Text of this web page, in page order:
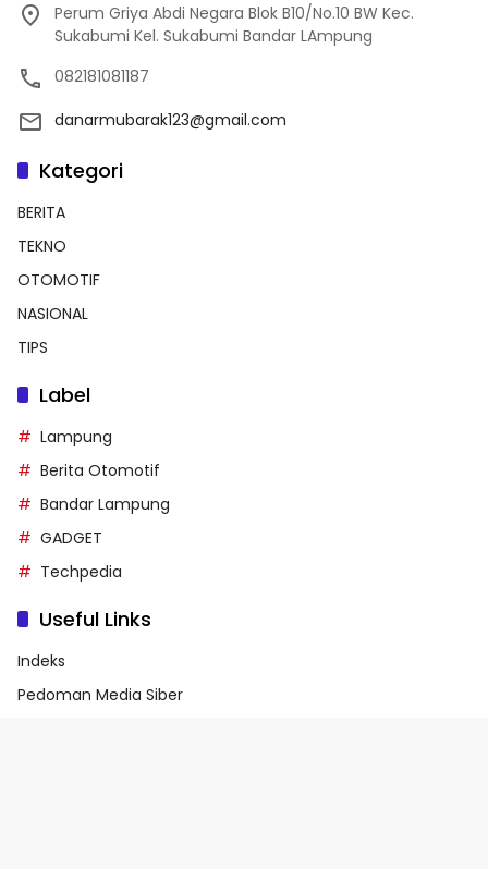
Perum Griya Abdi Negara Blok B10/No.10 BW Kec.
Sukabumi Kel. Sukabumi Bandar LAmpung
082181081187
danarmubarak123@gmail.com
Kategori
BERITA
TEKNO
OTOMOTIF
NASIONAL
TIPS
Label
Lampung
Berita Otomotif
Bandar Lampung
GADGET
Techpedia
Useful Links
Indeks
Pedoman Media Siber